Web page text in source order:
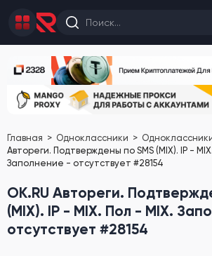
Главная Одноклассники
Автореги. Подтверждены по SMS (MIX). IP -
Заполнение - отсутствует #28154
OK.RU Автореги.
(MIX). IP - MIX. Пол - MIX.
отсутствует #28154